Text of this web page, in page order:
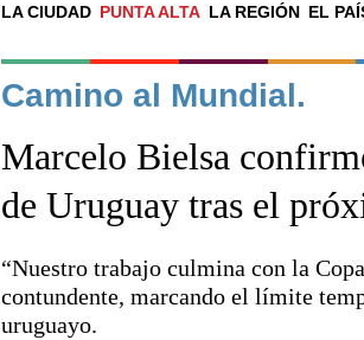
LA CIUDAD PUNTA ALTA LA REGIÓN EL
Noticias
La
El
Deportes
Camino al Mundial.
Marcelo Bielsa
de Uruguay tras el
“Nuestro trabajo culmina con la
contundente, marcando el límite
uruguayo.